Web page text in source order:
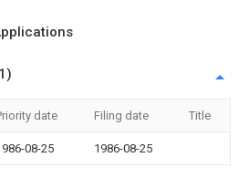
date Filing date Title
08-25 1986-08-25